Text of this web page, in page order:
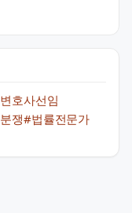
호사선임
쟁#법률전문가